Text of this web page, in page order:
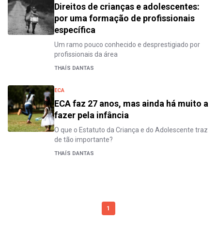
Direitos de crianças e adolescentes:
por uma formação de profissionais
específica
Um ramo pouco conhecido e desprestigiado por
profissionais da área
THAÍS DANTAS
ECA
ECA faz 27 anos, mas ainda há muito a
fazer pela infância
O que o Estatuto da Criança e do Adolescente traz
de tão importante?
THAÍS DANTAS
1